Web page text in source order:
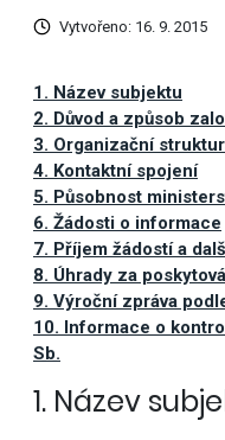
Vytvořeno: 16. 9. 2015
1. Název subjektu
2. Důvod a způsob
3. Organizační
4. Kontaktní spojení
5. Působnost
6. Žádosti o informace
7. Příjem žádostí a
8. Úhrady za
9. Výroční zpráva
10. Informace o
Sb.
1. Název